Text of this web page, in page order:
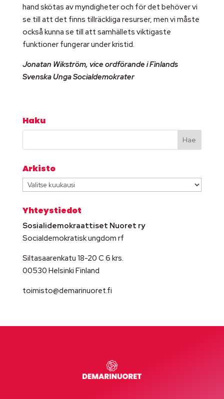
hand skötas av myndigheter och för det behöver vi
se till att det finns tillräckliga resurser, men vi måste
också kunna se till att samhällets viktigaste
funktioner fungerar under kristid.
Jonatan Wikström, vice ordförande i Finlands
Svenska Unga Socialdemokrater
Haku
Arkisto
Arkisto
Yhteystiedot
Sosialidemokraattiset Nuoret ry
Socialdemokratisk ungdom rf
Siltasaarenkatu 18-20 C 6 krs.
00530 Helsinki Finland
toimisto@demarinuoret.fi